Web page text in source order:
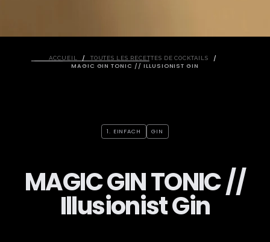
ACCUEIL / TOUTES LES RECETTES DE COCKTAILS
/
MAGIC GIN TONIC // ILLUSIONIST GIN
1. EINFACH GIN
MAGIC GIN TONIC //
Illusionist Gin